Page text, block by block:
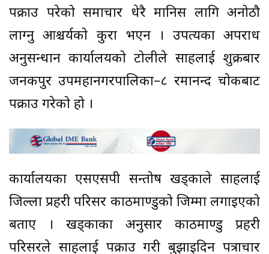
पक्राउ परेको समाचार धेरै मानिस लागि अनोठौ
लाग्नु आश्चर्यको कुरा भएन । उपत्यका अपराध
अनुसन्धान कार्यालयको टोलीले साहलाई शुक्रबार
जनकपुर उपमहानगरपालिका–८ रमानन्द चोकबाट
पक्राउ गरेको हो ।
कार्यालयका एसएसपी सन्तोष खड्काले साहलाई
जिल्ला प्रहरी परिसर काठमाण्डुको जिम्मा लगाइएको
बताए । खड्काका अनुसार काठमाण्डु प्रहरी
परिसरले साहलाई पक्राउ गरी बुझाइदिन पत्राचार